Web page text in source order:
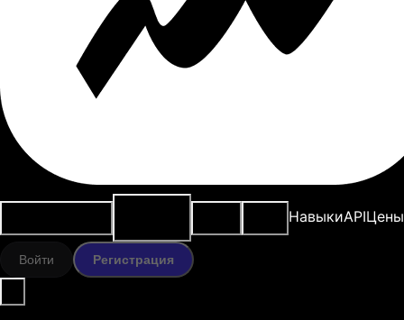
НавыкиAPIЦены
Войти Регистрация